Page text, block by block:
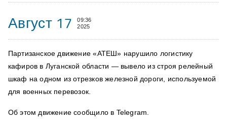
Август 17
09:36
2025
Партизанское движение «АТЕШ» нарушило логистику
кафиров в Луганской области — вывело из строя релейный
шкаф на одном из отрезков железной дороги, используемой
для военных перевозок.
Об этом движение сообщило в Telegram.